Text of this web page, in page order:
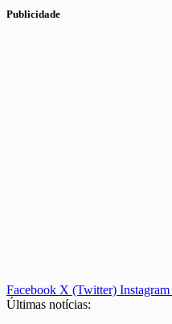
Publicidade
Facebook X (Twitter) Instagram
Últimas notícias: